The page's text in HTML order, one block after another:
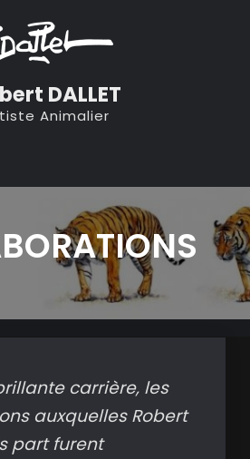
DALLET
Animalier
carrière, les
auxquelles Robert
part furent